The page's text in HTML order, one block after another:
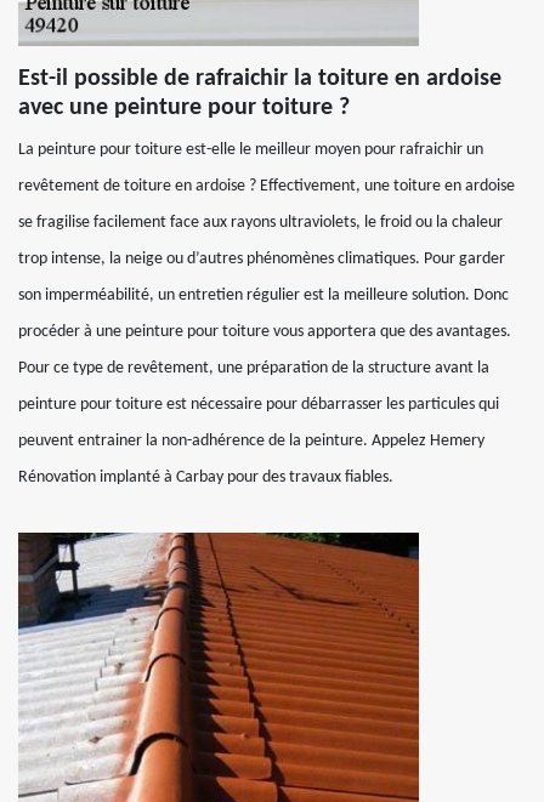
Est-il possible de rafraichir la toiture en ardoise
avec une peinture pour toiture ?
La peinture pour toiture est-elle le meilleur moyen pour rafraichir un
revêtement de toiture en ardoise ? Effectivement, une toiture en ardoise
se fragilise facilement face aux rayons ultraviolets, le froid ou la chaleur
trop intense, la neige ou d’autres phénomènes climatiques. Pour garder
son imperméabilité, un entretien régulier est la meilleure solution. Donc
procéder à une peinture pour toiture vous apportera que des avantages.
Pour ce type de revêtement, une préparation de la structure avant la
peinture pour toiture est nécessaire pour débarrasser les particules qui
peuvent entrainer la non-adhérence de la peinture. Appelez Hemery
Rénovation implanté à Carbay pour des travaux fiables.